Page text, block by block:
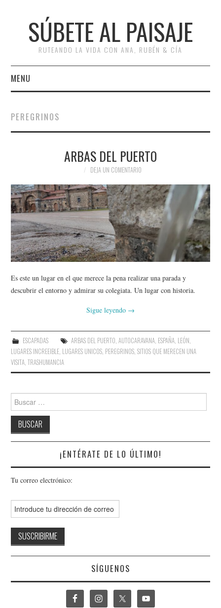
SÚBETE AL PAISAJE
RUTEANDO LA VIDA CON ANA, RUBÉN & CÍA
MENU
RUTAS
#ARVI
AMIGOS
CONTACTO
PEREGRINOS
ARBAS DEL PUERTO
DEJA UN COMENTARIO
Es este un lugar en el que merece la pena realizar una parada y
descubrir el entorno y admirar su colegiata. Un lugar con historia.
Sigue leyendo →
ESCAPADAS ARBAS DEL PUERTO, AUTOCARAVANA, ESPAÑA, LEÓN,
LUGARES INCREEIBLE, LUGARES UNICOS, PEREGRINOS,SITIOS QUE MERECEN UNA
VISITA,TRASHUMANCIA
¡ENTÉRATE DE LO ÚLTIMO!
Tu correo electrónico:
SÍGUENOS